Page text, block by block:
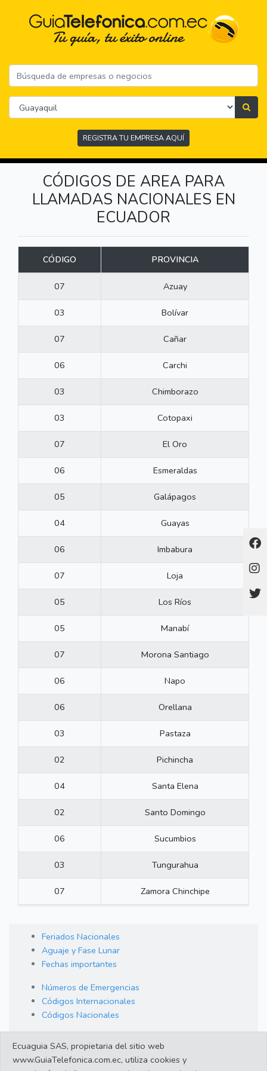
REGISTRA TU EMPRESA AQUÍ
CÓDIGOS DE AREA PARA
LLAMADAS NACIONALES EN
ECUADOR
CÓDIGO PROVINCIA
07 Azuay
03 Bolívar
07 Cañar
06 Carchi
03 Chimborazo
03 Cotopaxi
07 El Oro
06 Esmeraldas
05 Galápagos
04 Guayas
06 Imbabura
07 Loja
05 Los Ríos
05 Manabí
07 Morona Santiago
06 Napo
06 Orellana
03 Pastaza
02 Pichincha
04 Santa Elena
02 Santo Domingo
06 Sucumbios
03 Tungurahua
07 Zamora Chinchipe
Feriados Nacionales
Aguaje y Fase Lunar
Fechas importantes
Números de Emergencias
Códigos Internacionales
Códigos Nacionales
Cambio de Divisas
Enlaces de interes
Ecuaguia SAS, propietaria del sitio web
www.GuiaTelefonica.com.ec, utiliza cookies y